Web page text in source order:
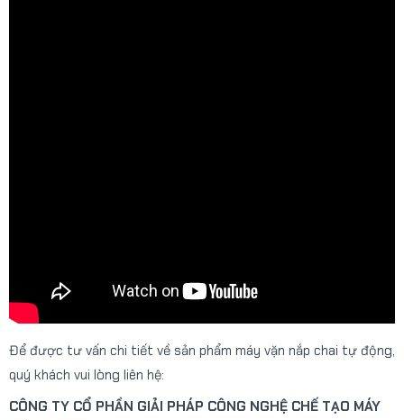
Để được tư vấn chi tiết về sản phẩm máy vặn nắp chai tự động,
quý khách vui lòng liên hệ:
CÔNG TY CỔ PHẦN GIẢI PHÁP CÔNG NGHỆ CHẾ TẠO MÁY